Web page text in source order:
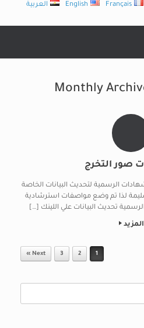
العربية English Français
Monthly
صور التخرج
الرسمية لتحديث البيانات الخاصة
لذا تم وضع مواصفات استرشادية
تحديث البيانات علي اللينك […]
المزيد
1
2
3
Next »